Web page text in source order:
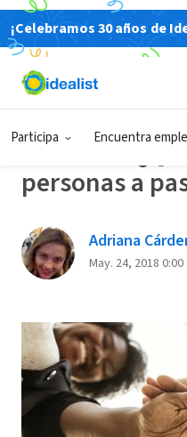
¡Celebramos 30 años de
Participa Encuentra
Back
Encuesta:
personas a
Adriana
May. 24, 2018 0:00